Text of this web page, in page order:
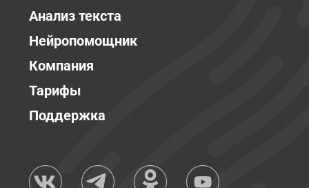
Анализ текста
Нейропомощник
Компания
Тарифы
Поддержка